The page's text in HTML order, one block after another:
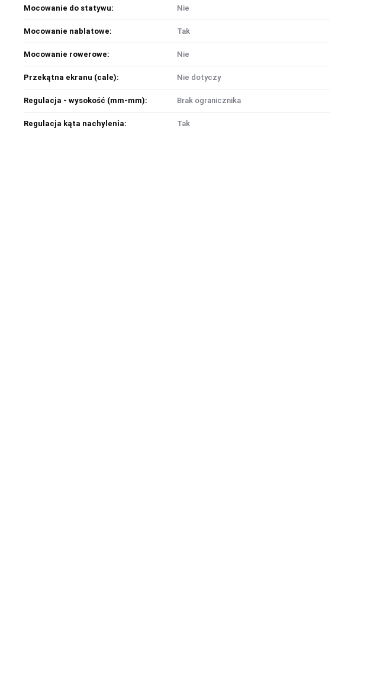
Mocowanie do statywu: Nie
Mocowanie nablatowe: Tak
Mocowanie rowerowe: Nie
Przekątna ekranu (cale): Nie dotyczy
Regulacja - wysokość (mm-mm): Brak ogranicznika
Regulacja kąta nachylenia: Tak